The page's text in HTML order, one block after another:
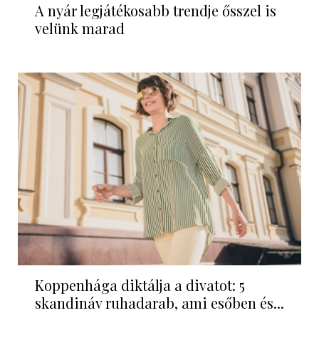
A nyár legjátékosabb trendje ősszel is
velünk marad
Koppenhága diktálja a divatot: 5
skandináv ruhadarab, ami esőben és...